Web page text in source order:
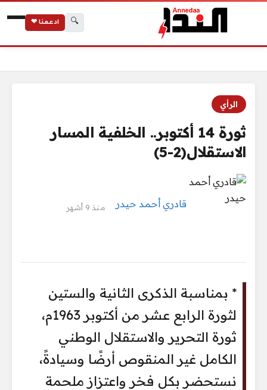
🔍 ادعمنا ❤
الرأي
ثورة 14 أكتوبر.. الخلفية المسار
الاستقلال(2-5)
قادري أحمد حيدر منذ 9 أشهر
* بمناسبة الذكرى الثانية والستين
لثورة الرابع عشر من أكتوبر 1963م،
ثورة التحرير والاستقلال الوطني
الكامل غير المنقوص أرضًا وسيادةً،
نستحضر بكل فخر واعتزاز ملحمة